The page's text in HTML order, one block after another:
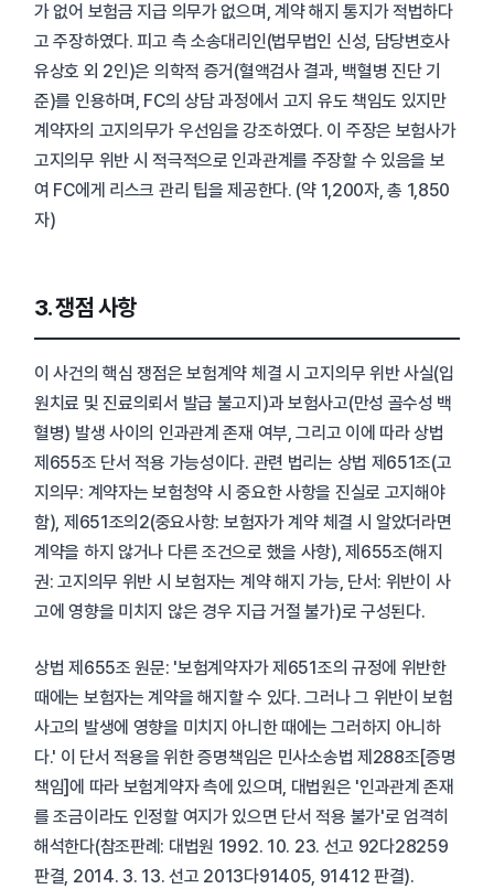
가 없어 보험금 지급 의무가 없으며, 계약 해지 통지가 적법하다
고 주장하였다. 피고 측 소송대리인(법무법인 신성, 담당변호사
유상호 외 2인)은 의학적 증거(혈액검사 결과, 백혈병 진단 기
준)를 인용하며, FC의 상담 과정에서 고지 유도 책임도 있지만
계약자의 고지의무가 우선임을 강조하였다. 이 주장은 보험사가
고지의무 위반 시 적극적으로 인과관계를 주장할 수 있음을 보
여 FC에게 리스크 관리 팁을 제공한다. (약 1,200자, 총 1,850
자)
3. 쟁점 사항
이 사건의 핵심 쟁점은 보험계약 체결 시 고지의무 위반 사실(입
원치료 및 진료의뢰서 발급 불고지)과 보험사고(만성 골수성 백
혈병) 발생 사이의 인과관계 존재 여부, 그리고 이에 따라 상법
제655조 단서 적용 가능성이다. 관련 법리는 상법 제651조(고
지의무: 계약자는 보험청약 시 중요한 사항을 진실로 고지해야
함), 제651조의2(중요사항: 보험자가 계약 체결 시 알았더라면
계약을 하지 않거나 다른 조건으로 했을 사항), 제655조(해지
권: 고지의무 위반 시 보험자는 계약 해지 가능, 단서: 위반이 사
고에 영향을 미치지 않은 경우 지급 거절 불가)로 구성된다.
상법 제655조 원문: '보험계약자가 제651조의 규정에 위반한
때에는 보험자는 계약을 해지할 수 있다. 그러나 그 위반이 보험
사고의 발생에 영향을 미치지 아니한 때에는 그러하지 아니하
다.' 이 단서 적용을 위한 증명책임은 민사소송법 제288조[증명
책임]에 따라 보험계약자 측에 있으며, 대법원은 '인과관계 존재
를 조금이라도 인정할 여지가 있으면 단서 적용 불가'로 엄격히
해석한다(참조판례: 대법원 1992. 10. 23. 선고 92다28259
판결, 2014. 3. 13. 선고 2013다91405, 91412 판결).